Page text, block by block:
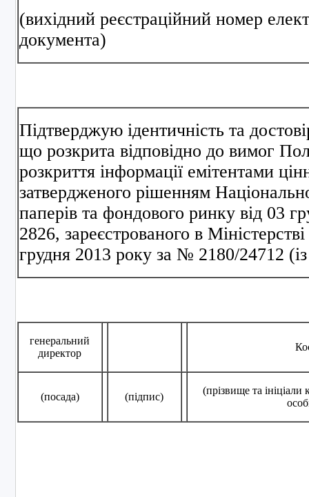
(вихідний реєстраційний номер
документа)
Підтверджую ідентичність та
що розкрита відповідно до вимог
розкриття інформації емітентами
затвердженого рішенням
паперів та фондового ринку від 03
2826, зареєстрованого в
грудня 2013 року за № 2180/24712
генеральний
директор
(посада) (підпис)
(прізвище та